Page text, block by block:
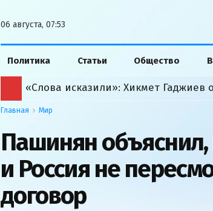
06 августа, 07:53
Политика Статьи Общество
Главная Мир
Пашинян
и Россия не
договор